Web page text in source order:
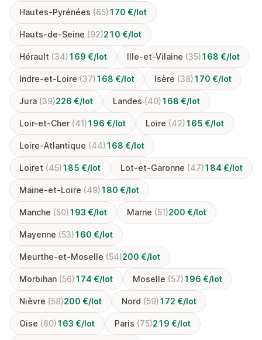
Hautes-Pyrénées (65)170 €/lot
Hauts-de-Seine (92)210 €/lot
Hérault (34)169 €/lot Ille-et-Vilaine (35)168 €/lot
Indre-et-Loire (37)168 €/lot Isère (38)170 €/lot
Jura (39)226 €/lot Landes (40)168 €/lot
Loir-et-Cher (41)196 €/lot Loire (42)165 €/lot
Loire-Atlantique (44)168 €/lot
Loiret (45)185 €/lot Lot-et-Garonne (47)184 €/lot
Maine-et-Loire (49)180 €/lot
Manche (50)193 €/lot Marne (51)200 €/lot
Mayenne (53)160 €/lot
Meurthe-et-Moselle (54)200 €/lot
Morbihan (56)174 €/lot Moselle (57)196 €/lot
Nièvre (58)200 €/lot Nord (59)172 €/lot
Oise (60)163 €/lot Paris (75)219 €/lot